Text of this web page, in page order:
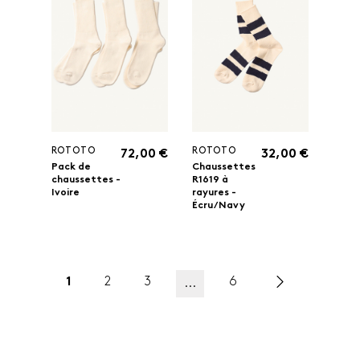
ROTOTO
Pack de
chaussettes -
Ivoire
72,00 €
ROTOTO
Chaussettes
R1619 à
rayures -
Écru/ Navy
32,00 €
1 2 3 ... 6